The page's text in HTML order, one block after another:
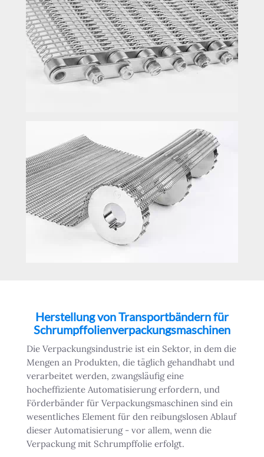
Herstellung von Transportbändern für
Schrumpffolienverpackungsmaschinen
Die Verpackungsindustrie ist ein Sektor, in dem die
Mengen an Produkten, die täglich gehandhabt und
verarbeitet werden, zwangsläufig eine
hocheffiziente Automatisierung erfordern, und
Förderbänder für Verpackungsmaschinen sind ein
wesentliches Element für den reibungslosen Ablauf
dieser Automatisierung - vor allem, wenn die
Verpackung mit Schrumpffolie erfolgt.